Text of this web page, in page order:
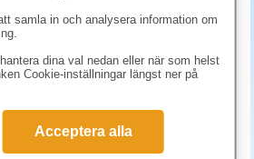
865 kr (inkl. moms)
samla in och analysera information om
dina val nedan eller när som helst
Cookie-inställningar längst ner på
Acceptera alla